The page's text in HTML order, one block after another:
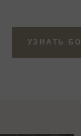
УЗНАТЬ